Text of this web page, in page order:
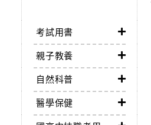
考試用書
親子教養
自然科普
醫學保健